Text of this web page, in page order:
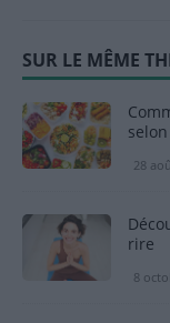
SUR LE MÊME
28
rire
8